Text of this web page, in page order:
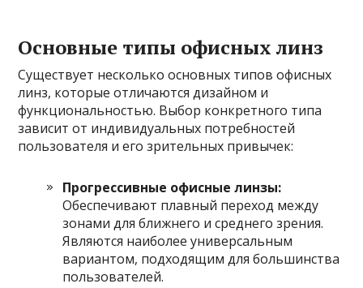
Основные типы офисных линз
Существует несколько основных типов офисных
линз, которые отличаются дизайном и
функциональностью. Выбор конкретного типа
зависит от индивидуальных потребностей
пользователя и его зрительных привычек:
Прогрессивные офисные линзы:
Обеспечивают плавный переход между
зонами для ближнего и среднего зрения.
Являются наиболее универсальным
вариантом, подходящим для большинства
пользователей.